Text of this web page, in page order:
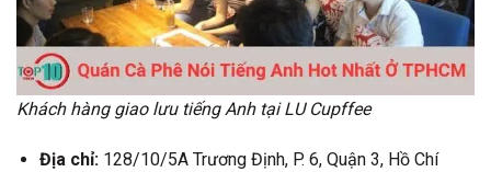
Khách hàng giao lưu tiếng Anh tại LU Cupffee
Địa chỉ:128/10/5A Trương Định, P. 6, Quận 3, Hồ Chí